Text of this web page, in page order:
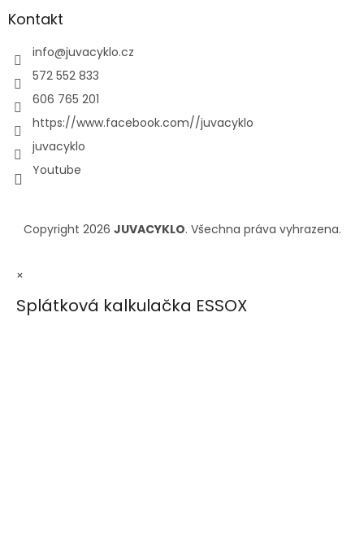
Kontakt
info@juvacyklo.cz
572 552 833
606 765 201
https://www.facebook.com//juvacyklo
juvacyklo
Youtube
Copyright 2026 JUVACYKLO. Všechna práva vyhrazena.
×
Splátková kalkulačka ESSOX